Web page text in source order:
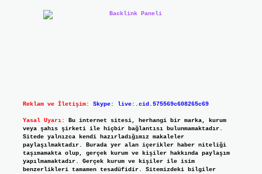
Reklam ve İletişim: Skype: live:.cid.575569c608265c69
Yasal Uyarı:
Bu internet sitesi, herhangi bir marka, kurum
veya şahıs şirketi ile hiçbir bağlantısı bulunmamaktadır.
Sitede yalnızca kendi hazırladığımız makaleler
paylaşılmaktadır. Burada yer alan içerikler haber niteliği
taşımamakta olup, gerçek kurum ve kişiler hakkında paylaşım
yapılmamaktadır. Gerçek kurum ve kişiler ile isim
benzerlikleri tamamen tesadüfidir. Sitemizdeki bilgiler